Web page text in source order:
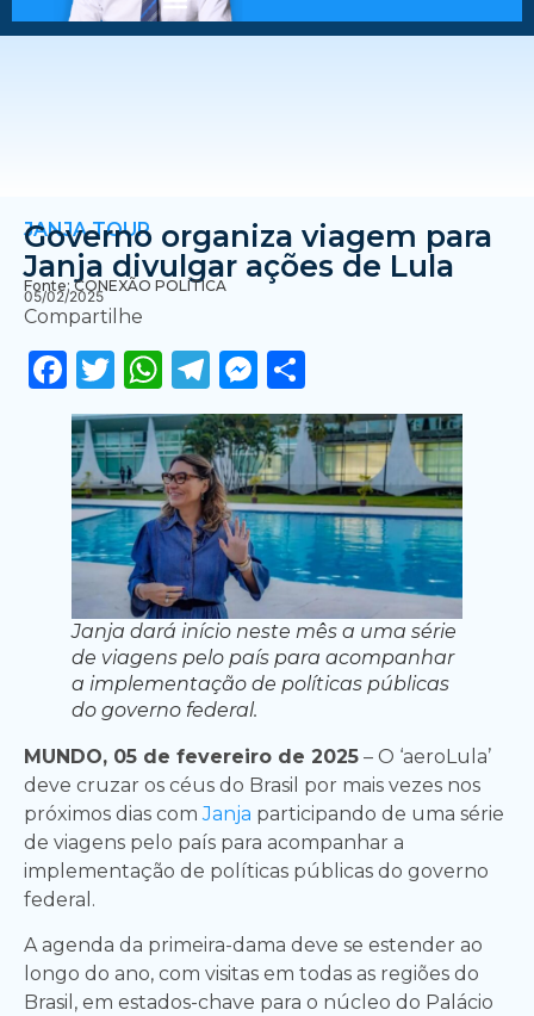
JANJA TOUR
Governo organiza viagem para
Janja divulgar ações de Lula
Fonte: CONEXÃO POLÍTICA
05/02/2025
Compartilhe
Facebook
Twitter
WhatsApp
Telegram
Messenger
Janja dará início neste mês a uma série
de viagens pelo país para acompanhar
a implementação de políticas públicas
do governo federal.
MUNDO, 05 de fevereiro de 2025 – O ‘aeroLula’
deve cruzar os céus do Brasil por mais vezes nos
próximos dias comJanja participando de uma série
de viagens pelo país para acompanhar a
implementação de políticas públicas do governo
federal.
A agenda da primeira-dama deve se estender ao
longo do ano, com visitas em todas as regiões do
Brasil, em estados-chave para o núcleo do Palácio